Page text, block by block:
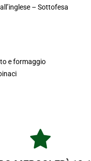
– Sottofesa
e formaggio